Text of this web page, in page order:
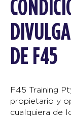
DE F45
F45 Training
propietario y
cualquiera de